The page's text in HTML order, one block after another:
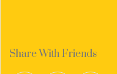
Share With Friends